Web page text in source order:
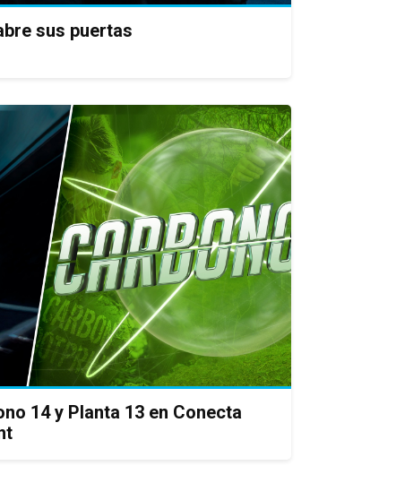
sus puertas
14 y Planta 13 en Conecta